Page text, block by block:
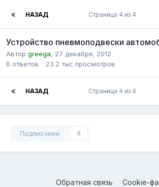
НАЗАД Страница 4 из 4
Устройство пневмоподвески
Автор greega, 27 декабря, 2012
6 ответов 23.2 тыс просмотров
НАЗАД Страница 4 из 4
Подписчики 0
Обратная связь Cookie-